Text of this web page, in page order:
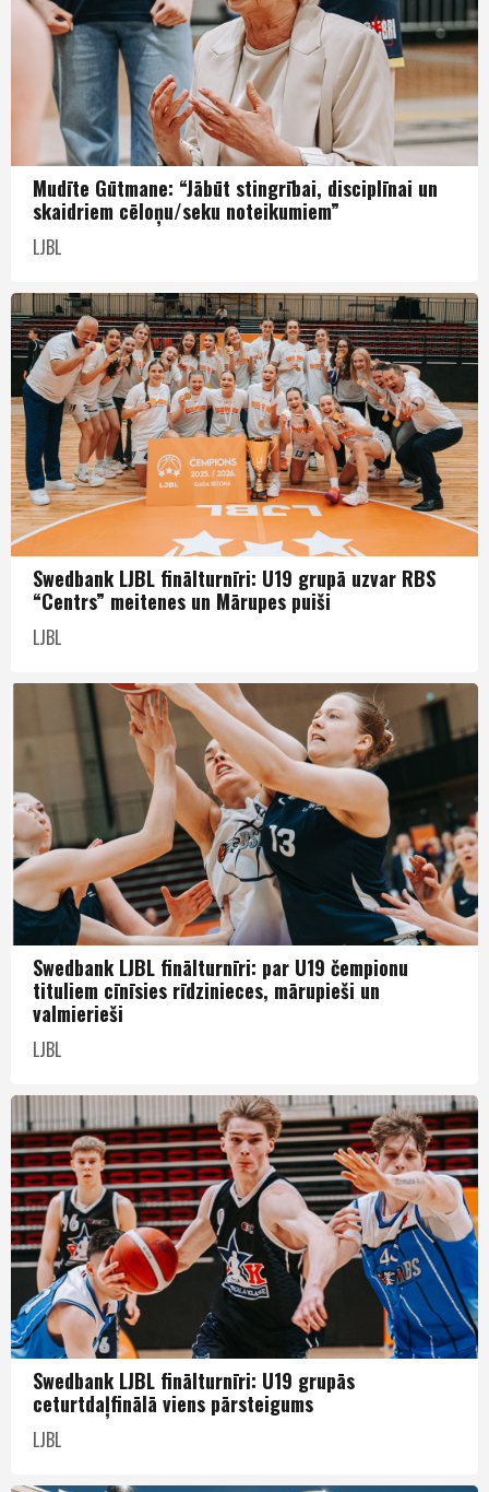
Mudīte Gūtmane: “Jābūt stingrībai, disciplīnai un
skaidriem cēloņu/seku noteikumiem”
LJBL
Swedbank LJBL finālturnīri: U19 grupā uzvar RBS
“Centrs” meitenes un Mārupes puiši
LJBL
Swedbank LJBL finālturnīri: par U19 čempionu
tituliem cīnīsies rīdzinieces, mārupieši un
valmierieši
LJBL
Swedbank LJBL finālturnīri: U19 grupās
ceturtdaļfinālā viens pārsteigums
LJBL